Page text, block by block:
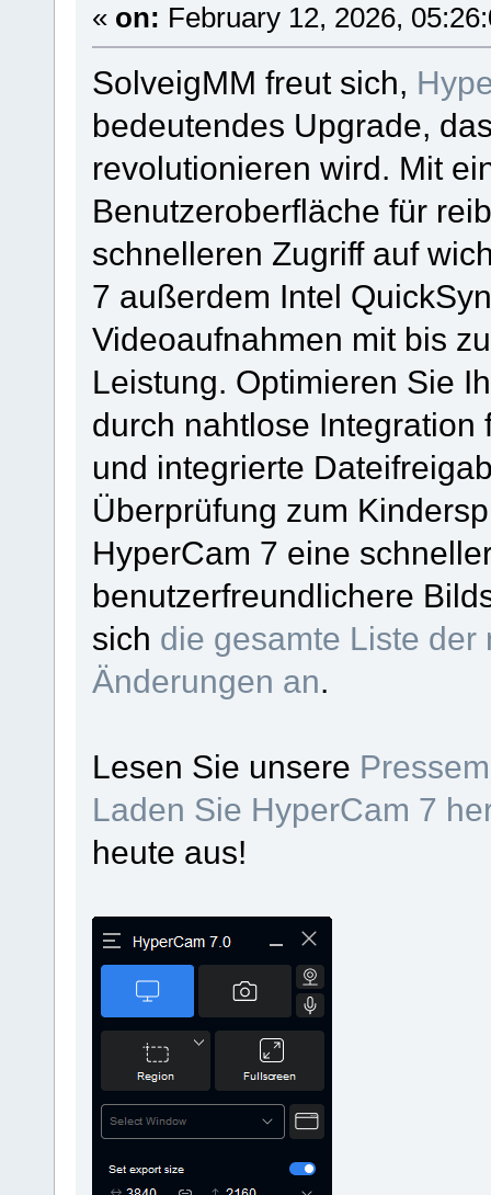
« on: February 12, 2026,
SolveigMM freut sich,
bedeutendes Upgrade,
revolutionieren wird. Mit
Benutzeroberfläche für
schnelleren Zugriff auf
7 außerdem Intel
Videoaufnahmen mit bis
Leistung. Optimieren Sie
durch nahtlose
und integrierte
Überprüfung zum
HyperCam 7 eine
benutzerfreundlichere
sich die gesamte Liste
Änderungen an.
Lesen Sie unsere
Laden Sie HyperCam 7
heute aus!